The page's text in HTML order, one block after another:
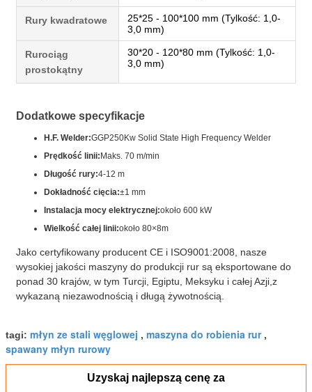
Rury kwadratowe
25*25 - 100*100 mm (Tylkość: 1,0-
3,0 mm)
Rurociąg
prostokątny
30*20 - 120*80 mm (Tylkość: 1,0-
3,0 mm)
Dodatkowe specyfikacje
H.F. Welder:GGP250Kw Solid State High Frequency Welder
Prędkość linii:Maks. 70 m/min
Długość rury:4-12 m
Dokładność cięcia:±1 mm
Instalacja mocy elektrycznej:około 600 kW
Wielkość całej linii:około 80×8m
Jako certyfikowany producent CE i ISO9001:2008, nasze
wysokiej jakości maszyny do produkcji rur są eksportowane do
ponad 30 krajów, w tym Turcji, Egiptu, Meksyku i całej Azji,z
wykazaną niezawodnością i długą żywotnością.
tagi: młyn ze stali węglowej , maszyna do robienia rur,
spawany młyn rurowy
Uzyskaj najlepszą cenę za